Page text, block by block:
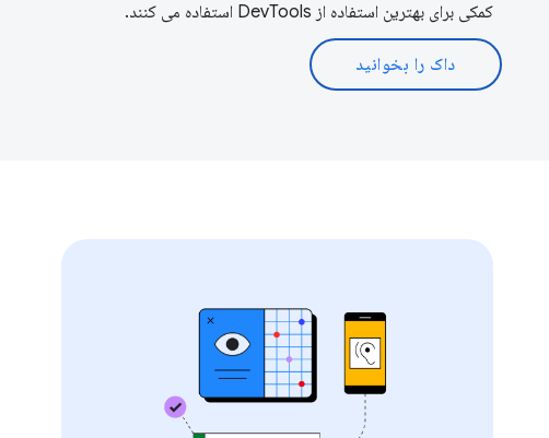
کمکی برای بهترین استفاده از DevTools استفاده می کنند.
داک را بخوانید